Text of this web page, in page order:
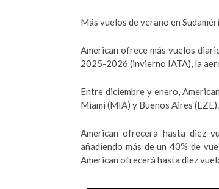
Más vuelos de verano en
American ofrece más vuelos
2025-2026 (invierno IATA), la
Entre diciembre y enero,
Miami (MIA) y Buenos Aires (EZE).
American ofrecerá hasta diez
añadiendo más de un 40% de
American ofrecerá hasta diez